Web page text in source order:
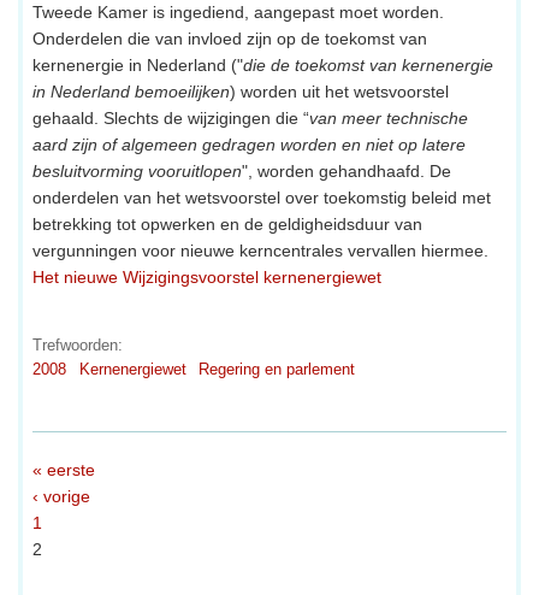
Tweede Kamer is ingediend, aangepast moet worden.
Onderdelen die van invloed zijn op de toekomst van
kernenergie in Nederland ("die de toekomst van kernenergie
in Nederland bemoeilijken) worden uit het wetsvoorstel
gehaald. Slechts de wijzigingen die “van meer technische
aard zijn of algemeen gedragen worden en niet op latere
besluitvorming vooruitlopen", worden gehandhaafd. De
onderdelen van het wetsvoorstel over toekomstig beleid met
betrekking tot opwerken en de geldigheidsduur van
vergunningen voor nieuwe kerncentrales vervallen hiermee.
Het nieuwe Wijzigingsvoorstel kernenergiewet
Trefwoorden:
2008
Kernenergiewet Regering en parlement
« eerste
‹ vorige
1
2